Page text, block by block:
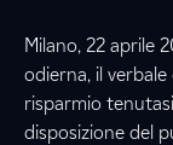
Milano, 22 aprile
odierna, il verbale
risparmio
disposizione del